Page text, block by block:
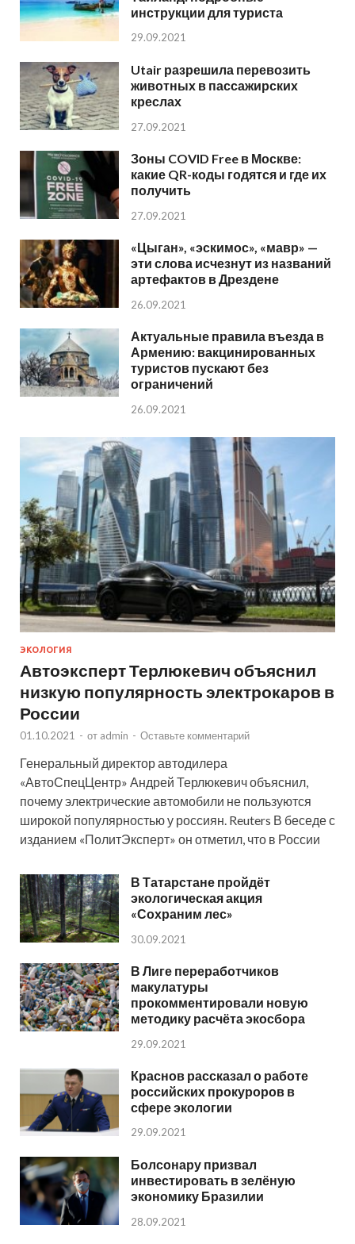
инструкции для туриста
29.09.2021
Utair разрешила перевозить
животных в пассажирских
креслах
27.09.2021
Зоны COVID Free в Москве:
какие QR-коды годятся и где их
получить
27.09.2021
«Цыган», «эскимос», «мавр» —
эти слова исчезнут из названий
артефактов в Дрездене
26.09.2021
Актуальные правила въезда в
Армению: вакцинированных
туристов пускают без
ограничений
26.09.2021
ЭКОЛОГИЯ
Автоэксперт Терлюкевич объяснил
низкую популярность электрокаров в
России
01.10.2021 - от admin - Оставьте комментарий
Генеральный директор автодилера
«АвтоСпецЦентр» Андрей Терлюкевич объяснил,
почему электрические автомобили не пользуются
широкой популярностью у россиян. Reuters В беседе с
изданием «ПолитЭксперт» он отметил, что в России
В Татарстане пройдёт
экологическая акция
«Сохраним лес»
30.09.2021
В Лиге переработчиков
макулатуры
прокомментировали новую
методику расчёта экосбора
29.09.2021
Краснов рассказал о работе
российских прокуроров в
сфере экологии
29.09.2021
Болсонару призвал
инвестировать в зелёную
экономику Бразилии
28.09.2021